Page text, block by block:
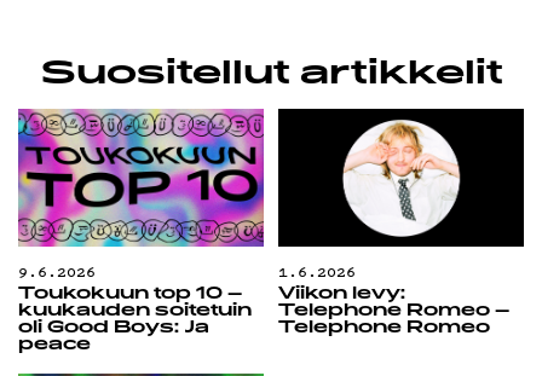
Suositellut artikkelit
9.6.2026
Toukokuun top 10 –
kuukauden soitetuin
oli Good Boys: Ja
peace
1.6.2026
Viikon levy:
Telephone Romeo –
Telephone Romeo